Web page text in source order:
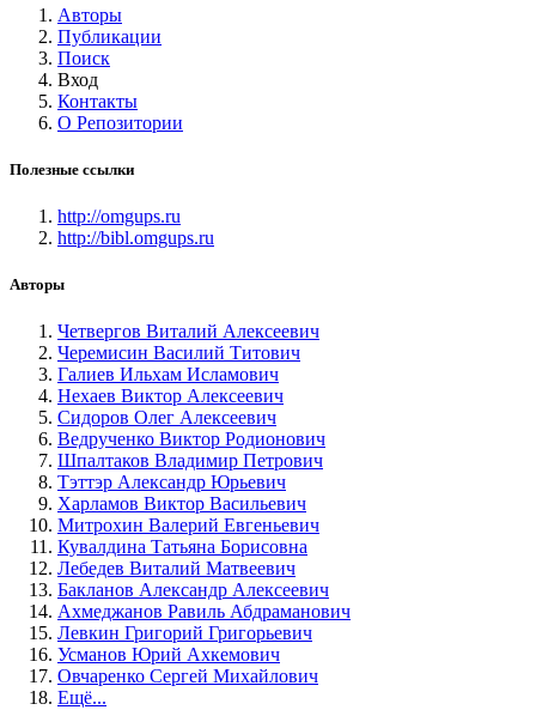
Авторы
Публикации
Поиск
Вход
Контакты
О Репозитории
Полезные ссылки
http://omgups.ru
http://bibl.omgups.ru
Авторы
Четвергов Виталий Алексеевич
Черемисин Василий Титович
Галиев Ильхам Исламович
Нехаев Виктор Алексеевич
Сидоров Олег Алексеевич
Ведрученко Виктор Родионович
Шпалтаков Владимир Петрович
Тэттэр Александр Юрьевич
Харламов Виктор Васильевич
Митрохин Валерий Евгеньевич
Кувалдина Татьяна Борисовна
Лебедев Виталий Матвеевич
Бакланов Александр Алексеевич
Ахмеджанов Равиль Абдраманович
Левкин Григорий Григорьевич
Усманов Юрий Ахкемович
Овчаренко Сергей Михайлович
Ещё...